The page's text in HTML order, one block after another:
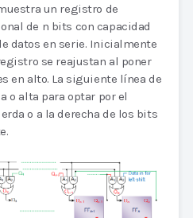
un registro de
de n bits con capacidad
datos en serie. Inicialmente
se reajustan al poner
en alto. La siguiente línea de
o alta para optar por el
o a la derecha de los bits